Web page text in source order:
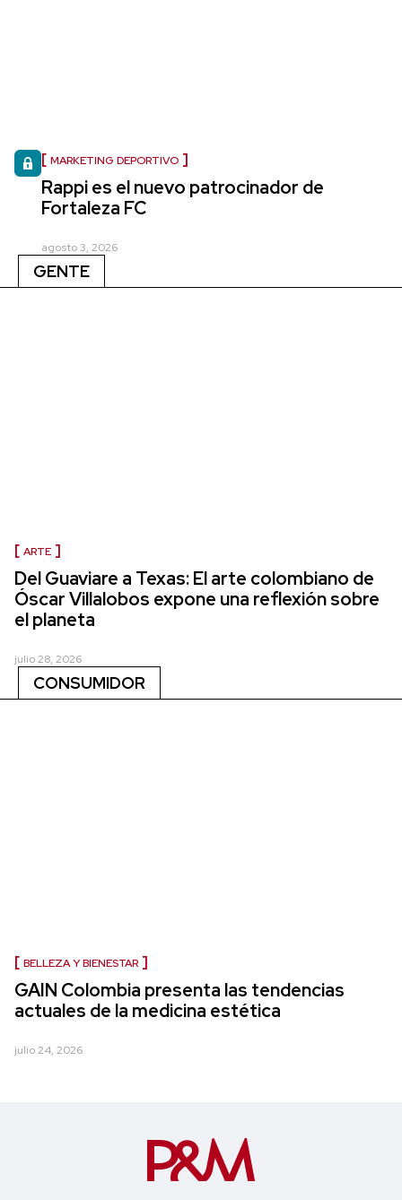
MARKETING DEPORTIVO
Rappi es el nuevo patrocinador de
Fortaleza FC
agosto 3, 2026
GENTE
ARTE
Del Guaviare a Texas: El arte colombiano de
Óscar Villalobos expone una reflexión sobre
el planeta
julio 28, 2026
CONSUMIDOR
BELLEZA Y BIENESTAR
GAIN Colombia presenta las tendencias
actuales de la medicina estética
julio 24, 2026